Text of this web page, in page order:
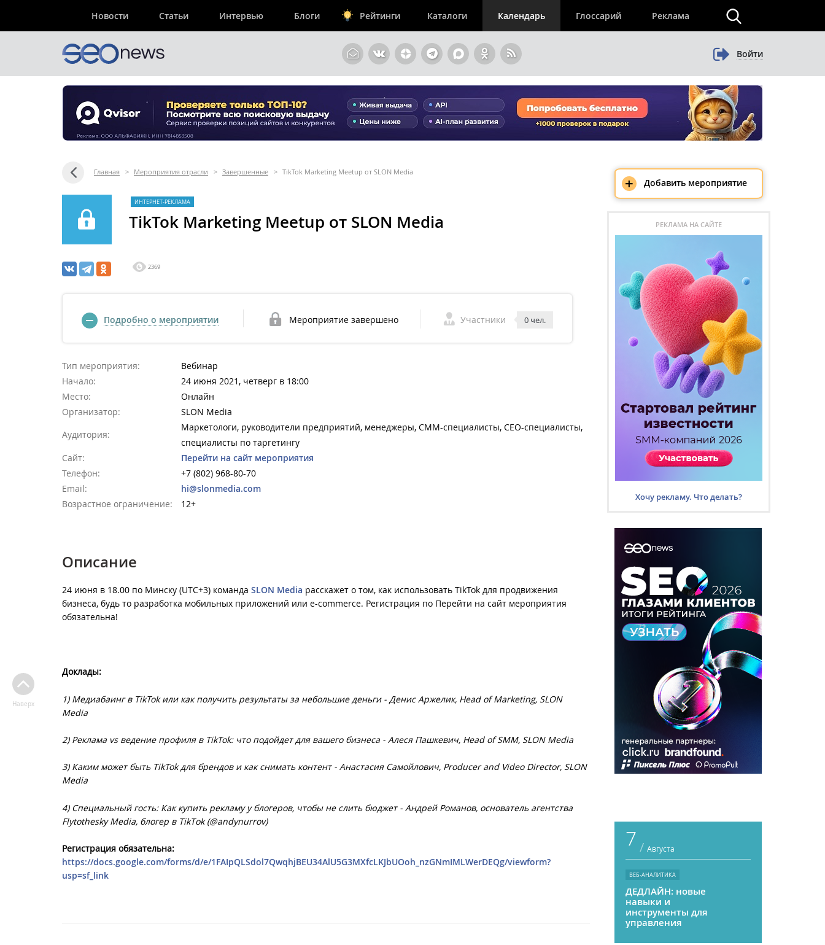
Новости Статьи Интервью Блоги Рейтинги Каталоги Календарь Глоссарий Реклама
Войти
Главная > Мероприятия отрасли > Завершенные > TikTok Marketing Meetup от SLON Media
ИНТЕРНЕТ-РЕКЛАМА
TikTok Marketing Meetup от SLON Media
2369
Подробно о мероприятии Мероприятие завершено Участники 0 чел.
Тип мероприятия:
Вебинар
Начало:
24 июня 2021, четверг в 18:00
Место:
Онлайн
Организатор:
SLON Media
Аудитория:
Маркетологи, руководители предприятий, менеджеры, СММ-специалисты, СЕО-специалисты,
специалисты по таргетингу
Сайт:
Перейти на сайт мероприятия
Телефон:
+7 (802) 968-80-70
Email:
hi@slonmedia.com
Возрастное ограничение:
12+
Описание
24 июня в 18.00 по Минску (UTC+3) команда SLON Media расскажет о том, как использовать TikTok для продвижения
бизнеса, будь то разработка мобильных приложений или e-commerce. Регистрация по Перейти на сайт мероприятия
обязательна!
Доклады:
1) Медиабаинг в TikTok или как получить результаты за небольшие деньги - Денис Аржелик, Head of Marketing, SLON
Media
2) Реклама vs ведение профиля в TikTok: что подойдет для вашего бизнеса - Алеся Пашкевич, Head of SMM, SLON Media
3) Каким может быть TikTok для брендов и как снимать контент - Анастасия Самойлович, Producer and Video Director, SLON
Media
4)Специальный гость: Как купить рекламу у блогеров, чтобы не слить бюджет - Андрей Романов, основатель агентства
Flytothesky Media, блогер в ТikТok (@andynurrov)
Регистрация обязательна:
https://docs.google.com/forms/d/e/1FAIpQLSdol7QwqhjBEU34AlU5G3MXfcLKJbUOoh_nzGNmIMLWerDEQg/viewform?
usp=sf_link
Наверх
+ Добавить мероприятие
РЕКЛАМА НА САЙТЕ
Хочу рекламу. Что делать?
7 / Августа
ВЕБ-АНАЛИТИКА
ДЕДЛАЙН: новые
навыки и
инструменты для
управления